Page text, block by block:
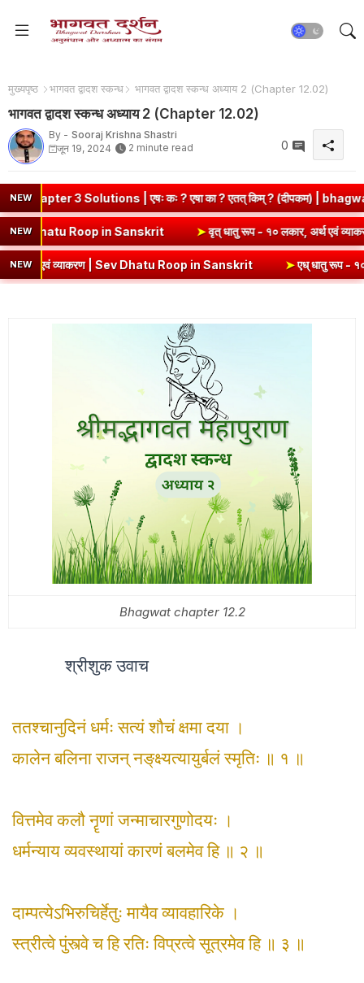
मुख्यपृष्ठ भागवत द्वादश स्कन्ध भागवत द्वादश स्कन्ध अध्याय 2 (Chapter 12.02)
भागवत द्वादश स्कन्ध अध्याय 2 (Chapter 12.02)
By - Sooraj Krishna Shastri
जून 19, 2024
2 minute read 0
NEW | एषः कः ? एषा का ? एतत् किम् ? (दीपकम) |
NEW
अर्थ एवं व्याकरण | Kri Dhatu Roop in Sanskrit ➤वृत् धातु रूप - १०
NEW | Sev Dhatu Roop in Sanskrit ➤एध् धातु रूप - १० लकार, अर्थ
Bhagwat chapter 12.2
श्रीशुक उवाच
ततश्चानुदिनं धर्मः सत्यं शौचं क्षमा दया ।
कालेन बलिना राजन् नङ्‌क्ष्यत्यायुर्बलं स्मृतिः ॥ १ ॥
वित्तमेव कलौ नॄणां जन्माचारगुणोदयः ।
धर्मन्याय व्यवस्थायां कारणं बलमेव हि ॥ २ ॥
दाम्पत्येऽभिरुचिर्हेतुः मायैव व्यावहारिके ।
स्त्रीत्वे पुंस्त्वे च हि रतिः विप्रत्वे सूत्रमेव हि ॥ ३ ॥